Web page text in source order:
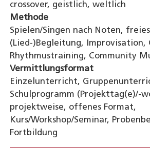
crossover, geistlich, weltlich
Methode
Spielen/Singen nach Noten,
(Lied-)Begleitung, Improvisation,
Rhythmustraining, Community
Vermittlungsformat
Einzelunterricht,
Schulprogramm (Projekttag(e)/-
projektweise, offenes Format,
Kurs/Workshop/Seminar,
Fortbildung